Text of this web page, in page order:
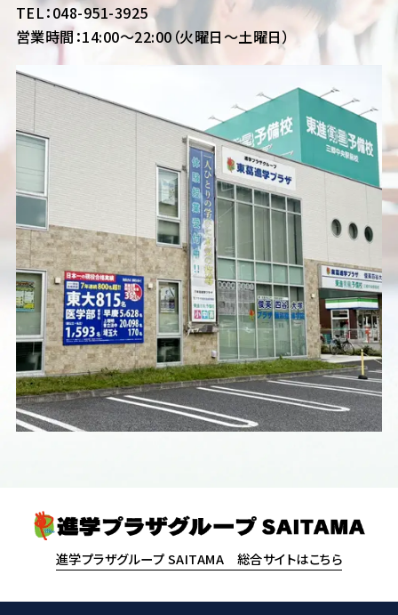
TEL：048-951-3925
営業時間：14:00〜22:00（火曜日～土曜日）
進学プラザグループ SAITAMA 総合サイトはこちら